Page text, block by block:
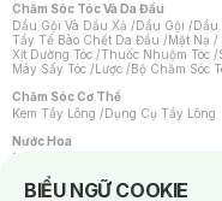
Chăm Sóc Tóc Và Da Đầu
Dầu Gội Và Dầu Xả /Dầu Gội /Dầu
Tẩy Tế Bào Chết Da Đầu /Mặt Nạ /
Xịt Dưỡng Tóc /Thuốc Nhuộm Tóc /
Máy Sấy Tóc /Lược /Bộ Chăm Sóc
Chăm Sóc Cơ Thể
Kem Tẩy Lông /Dụng Cụ Tẩy Lông
Nước Hoa
Nước Hoa Nữ
BIỂU NGỮ COOKIE
Notice about cookies